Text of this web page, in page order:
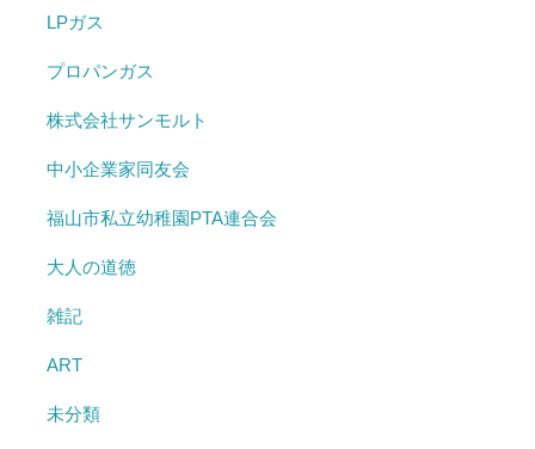
LPガス
プロパンガス
株式会社サンモルト
中小企業家同友会
福山市私立幼稚園PTA連合会
大人の道徳
雑記
ART
未分類